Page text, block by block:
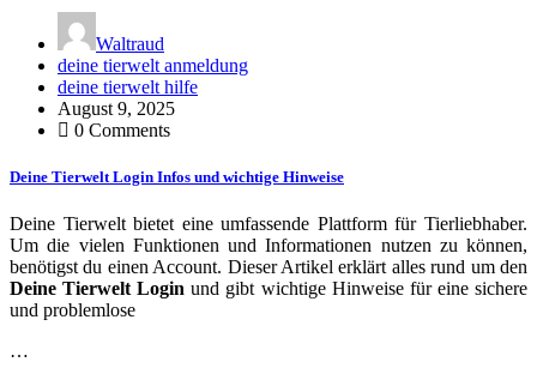
Waltraud
deine tierwelt anmeldung
deine tierwelt hilfe
August 9, 2025
0 Comments
Deine Tierwelt Login Infos und wichtige Hinweise
Deine Tierwelt bietet eine umfassende Plattform für Tierliebhaber.
Um die vielen Funktionen und Informationen nutzen zu können,
benötigst du einen Account. Dieser Artikel erklärt alles rund um den
Deine Tierwelt Login und gibt wichtige Hinweise für eine sichere
und problemlose
…